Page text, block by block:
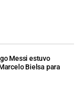
Messi estuvo
Bielsa para